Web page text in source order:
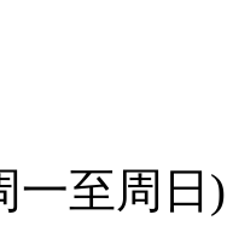
一至周日)